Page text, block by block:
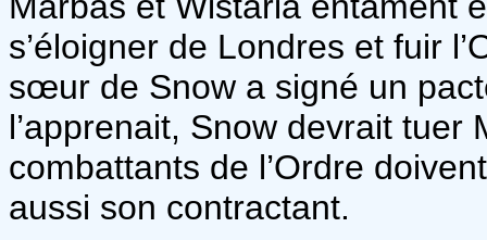
s’éloigner de Londres et fuir
sœur de Snow a signé un
l’apprenait, Snow devrait
combattants de l’Ordre
aussi son contractant.